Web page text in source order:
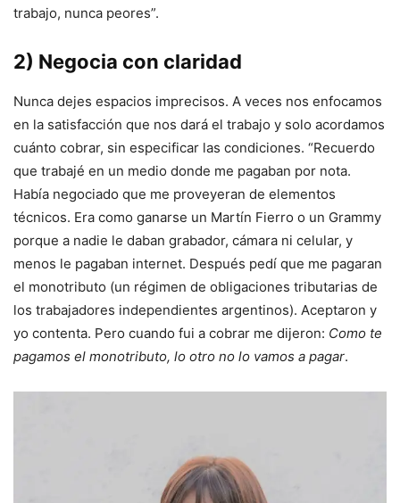
trabajo, nunca peores”.
2) Negocia con claridad
Nunca dejes espacios imprecisos. A veces nos enfocamos
en la satisfacción que nos dará el trabajo y solo acordamos
cuánto cobrar, sin especificar las condiciones. “Recuerdo
que trabajé en un medio donde me pagaban por nota.
Había negociado que me proveyeran de elementos
técnicos. Era como ganarse un Martín Fierro o un Grammy
porque a nadie le daban grabador, cámara ni celular, y
menos le pagaban internet. Después pedí que me pagaran
el monotributo (un régimen de obligaciones tributarias de
los trabajadores independientes argentinos). Aceptaron y
yo contenta. Pero cuando fui a cobrar me dijeron: Como te
pagamos el monotributo, lo otro no lo vamos a pagar.